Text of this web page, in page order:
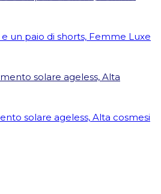
un paio di shorts, Femme Luxe
solare ageless, Alta cosmesi